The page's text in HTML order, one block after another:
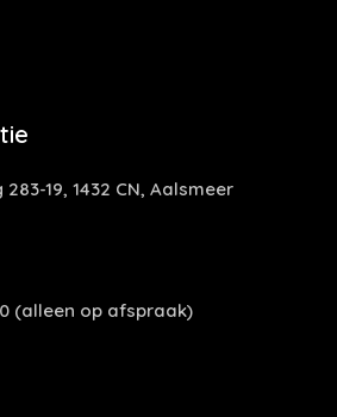
19, 1432 CN, Aalsmeer
(alleen op afspraak)